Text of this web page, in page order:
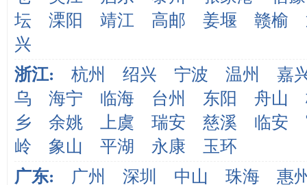
坛
溧阳 靖江 高邮 姜堰 赣榆
兴
浙江:
杭州 绍兴 宁波 温州
嘉
乌
海宁 临海 台州 东阳 舟山
乡
余姚 上虞 瑞安 慈溪 临安
岭
象山 平湖 永康
玉环
广东:
广州 深圳 中山 珠海
惠